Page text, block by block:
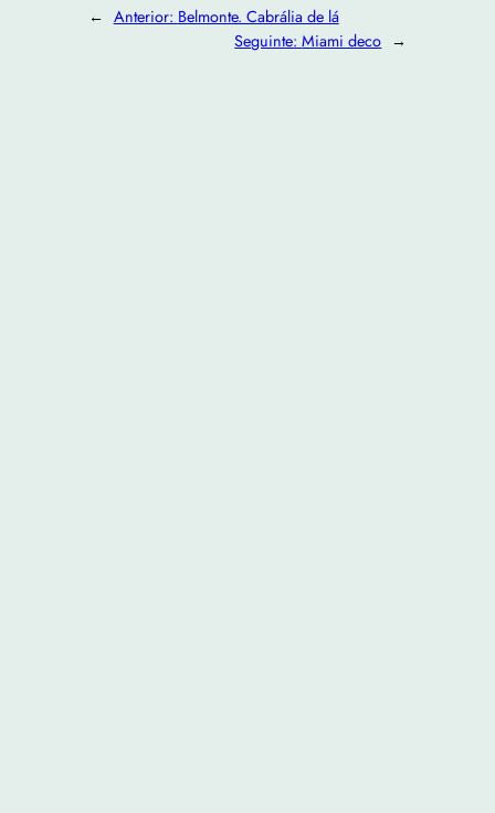
← Anterior: Belmonte. Cabrália de lá
Seguinte:Miami deco →